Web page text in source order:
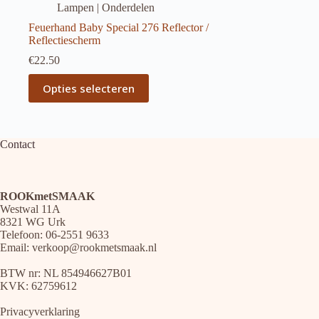
Lampen | Onderdelen
Feuerhand Baby Special 276 Reflector /
Reflectiescherm
€22.50
Opties selecteren
product
heeft
Deze
worden
op
de
productpagina
Contact
ROOKmetSMAAK
Westwal 11A
8321 WG Urk
Telefoon: 06-2551 9633
Email: verkoop@rookmetsmaak.nl
BTW nr: NL 854946627B01
KVK: 62759612
Privacyverklaring